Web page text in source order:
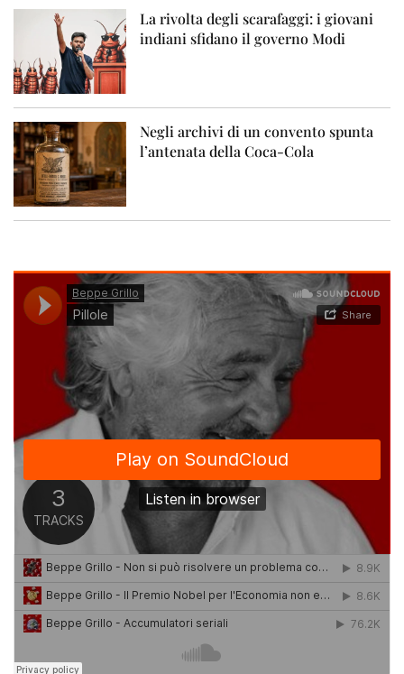
La rivolta degli scarafaggi: i giovani
indiani sfidano il governo Modi
Negli archivi di un convento spunta
l’antenata della Coca-Cola